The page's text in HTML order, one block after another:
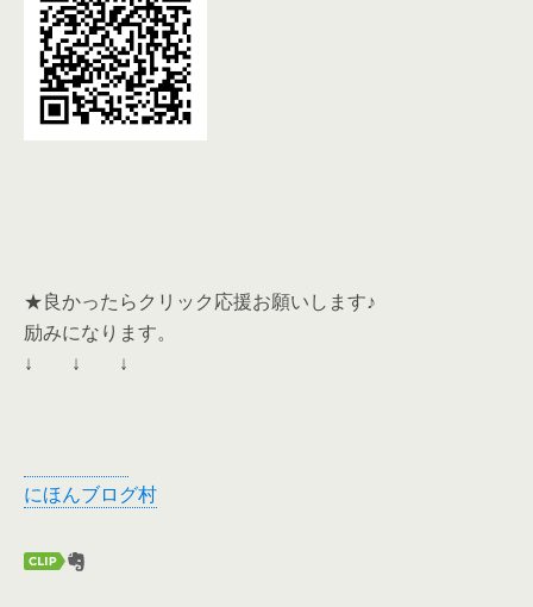
★良かったらクリック応援お願いします♪
励みになります。
↓ ↓ ↓
にほんブログ村